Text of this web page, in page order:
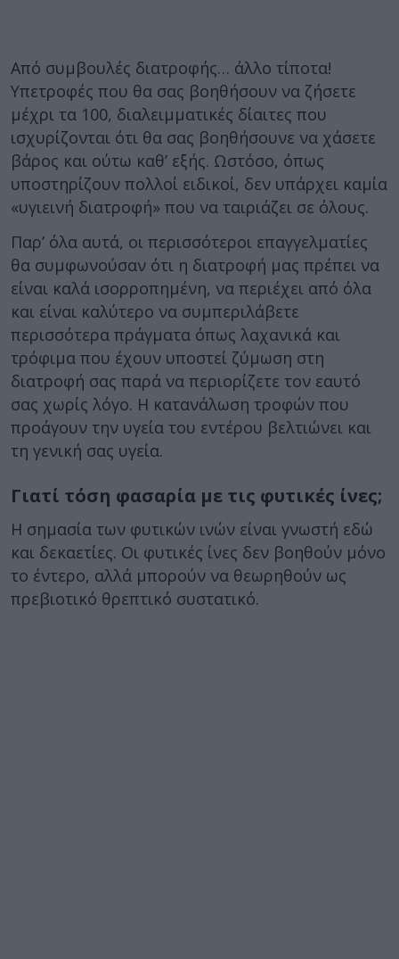
Από συμβουλές διατροφής… άλλο τίποτα!
Υπετροφές που θα σας βοηθήσουν να ζήσετε
μέχρι τα 100, διαλειμματικές δίαιτες που
ισχυρίζονται ότι θα σας βοηθήσουνε να χάσετε
βάρος και ούτω καθ’ εξής. Ωστόσο, όπως
υποστηρίζουν πολλοί ειδικοί, δεν υπάρχει καμία
«υγιεινή διατροφή» που να ταιριάζει σε όλους.
Παρ’ όλα αυτά, οι περισσότεροι επαγγελματίες
θα συμφωνούσαν ότι η διατροφή μας πρέπει να
είναι καλά ισορροπημένη, να περιέχει από όλα
και είναι καλύτερο να συμπεριλάβετε
περισσότερα πράγματα όπως λαχανικά και
τρόφιμα που έχουν υποστεί ζύμωση στη
διατροφή σας παρά να περιορίζετε τον εαυτό
σας χωρίς λόγο. Η κατανάλωση τροφών που
προάγουν την υγεία του εντέρου βελτιώνει και
τη γενική σας υγεία.
Γιατί τόση φασαρία με τις φυτικές ίνες;
Η σημασία των φυτικών ινών είναι γνωστή εδώ
και δεκαετίες. Οι φυτικές ίνες δεν βοηθούν μόνο
το έντερο, αλλά μπορούν να θεωρηθούν ως
πρεβιοτικό θρεπτικό συστατικό.